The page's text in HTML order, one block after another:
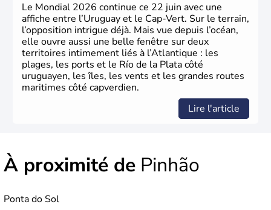
Le Mondial 2026 continue ce 22 juin avec une
affiche entre l’Uruguay et le Cap-Vert. Sur le terrain,
l’opposition intrigue déjà. Mais vue depuis l’océan,
elle ouvre aussi une belle fenêtre sur deux
territoires intimement liés à l’Atlantique : les
plages, les ports et le Río de la Plata côté
uruguayen, les îles, les vents et les grandes routes
maritimes côté capverdien.
Lire l'article
À proximité de Pinhão
Ponta do Sol